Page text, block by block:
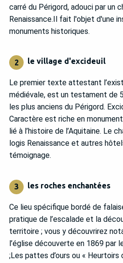
carré du Périgord, adouci par un
Renaissance.Il fait l'objet d'une
monuments historiques.
2 le village d'excideuil
Le premier texte attestant
médiévale, est un testament de
les plus anciens du Périgord.
Caractère est riche en
lié à l’histoire de l’Aquitaine. Le
logis Renaissance et autres
témoignage.
3 les roches enchantées
Ce lieu spécifique bordé de
pratique de l’escalade et la
territoire ; vous y découvrirez
l’église découverte en 1869 par
;Les pattes d’ours ou « Heurtoirs